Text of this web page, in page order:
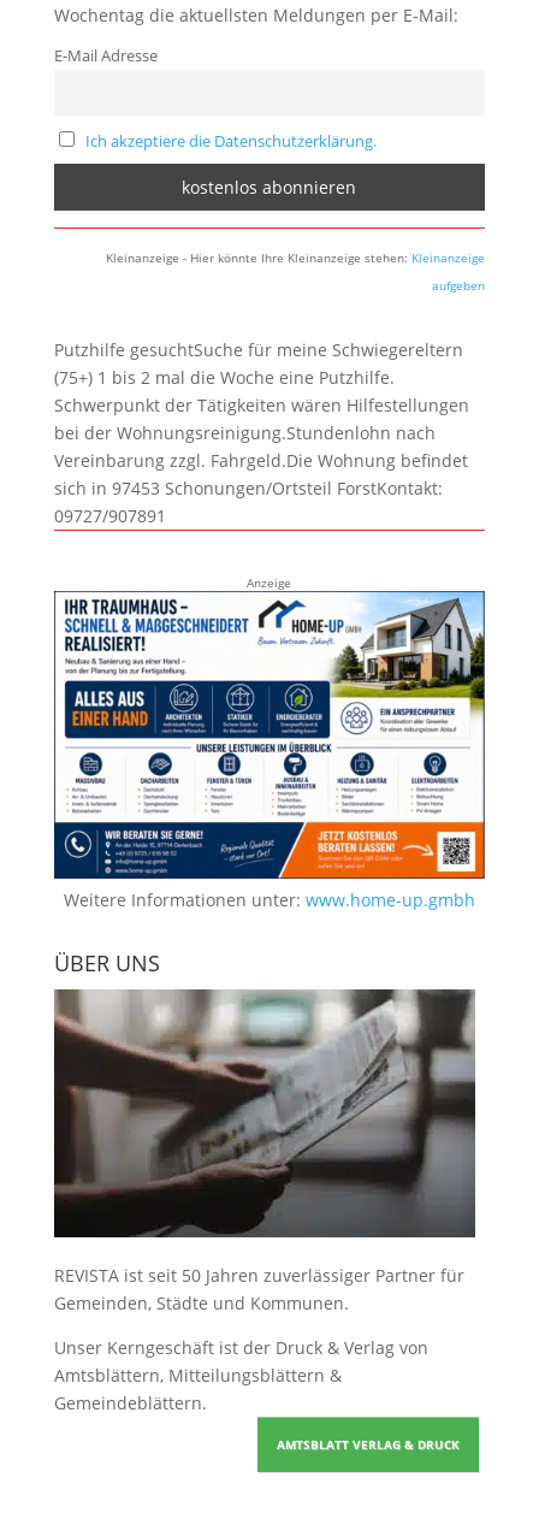
Wochentag die aktuellsten Meldungen per E-Mail:
E-Mail Adresse
Ich akzeptiere die Datenschutzerklärung.
Kleinanzeige - Hier könnte Ihre Kleinanzeige stehen: Kleinanzeige
aufgeben
Putzhilfe gesuchtSuche für meine Schwiegereltern
(75+) 1 bis 2 mal die Woche eine Putzhilfe.
Schwerpunkt der Tätigkeiten wären Hilfestellungen
bei der Wohnungsreinigung.Stundenlohn nach
Vereinbarung zzgl. Fahrgeld.Die Wohnung befindet
sich in 97453 Schonungen/Ortsteil ForstKontakt:
09727/907891
Anzeige
Weitere Informationen unter: www.home-up.gmbh
ÜBER UNS
REVISTA ist seit 50 Jahren zuverlässiger Partner für
Gemeinden, Städte und Kommunen.
Unser Kerngeschäft ist der Druck & Verlag von
Amtsblättern, Mitteilungsblättern &
Gemeindeblättern.
AMTSBLATT VERLAG & DRUCK